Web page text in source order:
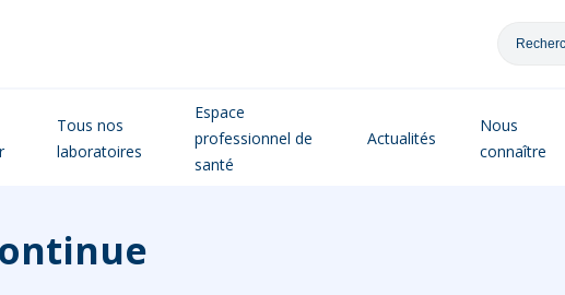
Tous nos
laboratoires
Espace
professionnel de
santé
Actualités
Nous
connaître